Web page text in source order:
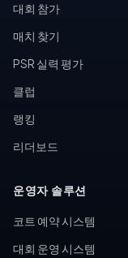
대회 참가
매치 찾기
PSR 실력 평가
클럽
랭킹
리더보드
운영자 솔루션
코트 예약 시스템
대회 운영 시스템